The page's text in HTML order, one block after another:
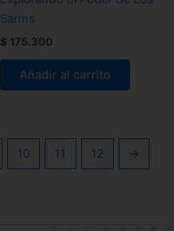
Sarms
$ 175.300
Añadir al carrito
10 11 12 →